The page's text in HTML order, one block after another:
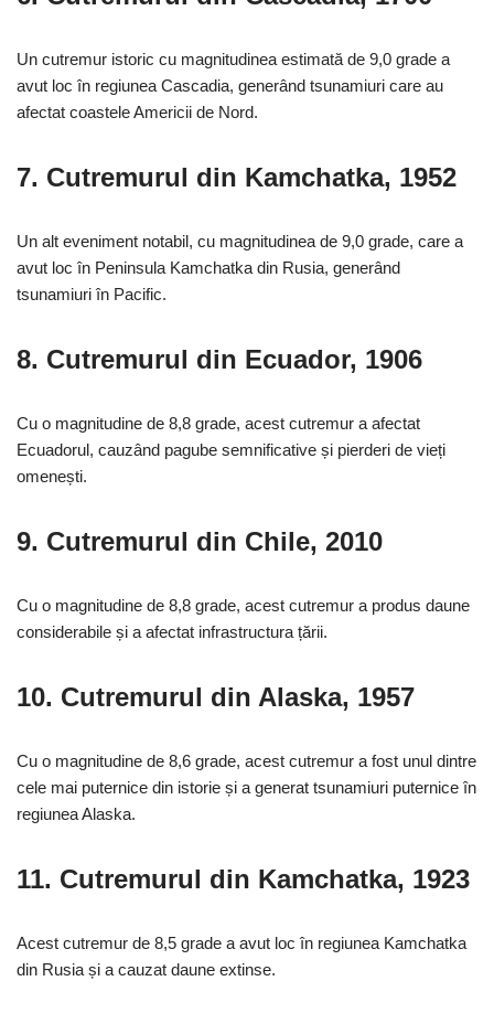
Un cutremur istoric cu magnitudinea estimată de 9,0 grade a
avut loc în regiunea Cascadia, generând tsunamiuri care au
afectat coastele Americii de Nord.
7. Cutremurul din Kamchatka, 1952
Un alt eveniment notabil, cu magnitudinea de 9,0 grade, care a
avut loc în Peninsula Kamchatka din Rusia, generând
tsunamiuri în Pacific.
8. Cutremurul din Ecuador, 1906
Cu o magnitudine de 8,8 grade, acest cutremur a afectat
Ecuadorul, cauzând pagube semnificative și pierderi de vieți
omenești.
9. Cutremurul din Chile, 2010
Cu o magnitudine de 8,8 grade, acest cutremur a produs daune
considerabile și a afectat infrastructura țării.
10. Cutremurul din Alaska, 1957
Cu o magnitudine de 8,6 grade, acest cutremur a fost unul dintre
cele mai puternice din istorie și a generat tsunamiuri puternice în
regiunea Alaska.
11. Cutremurul din Kamchatka, 1923
Acest cutremur de 8,5 grade a avut loc în regiunea Kamchatka
din Rusia și a cauzat daune extinse.